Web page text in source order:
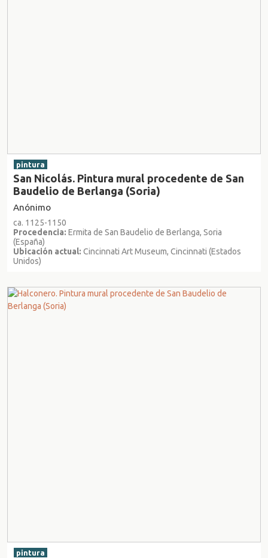
pintura
San Nicolás. Pintura mural procedente de San
Baudelio de Berlanga (Soria)
Anónimo
ca. 1125-1150
Procedencia: Ermita de San Baudelio de Berlanga, Soria
(España)
Ubicación actual: Cincinnati Art Museum, Cincinnati (Estados
Unidos)
pintura